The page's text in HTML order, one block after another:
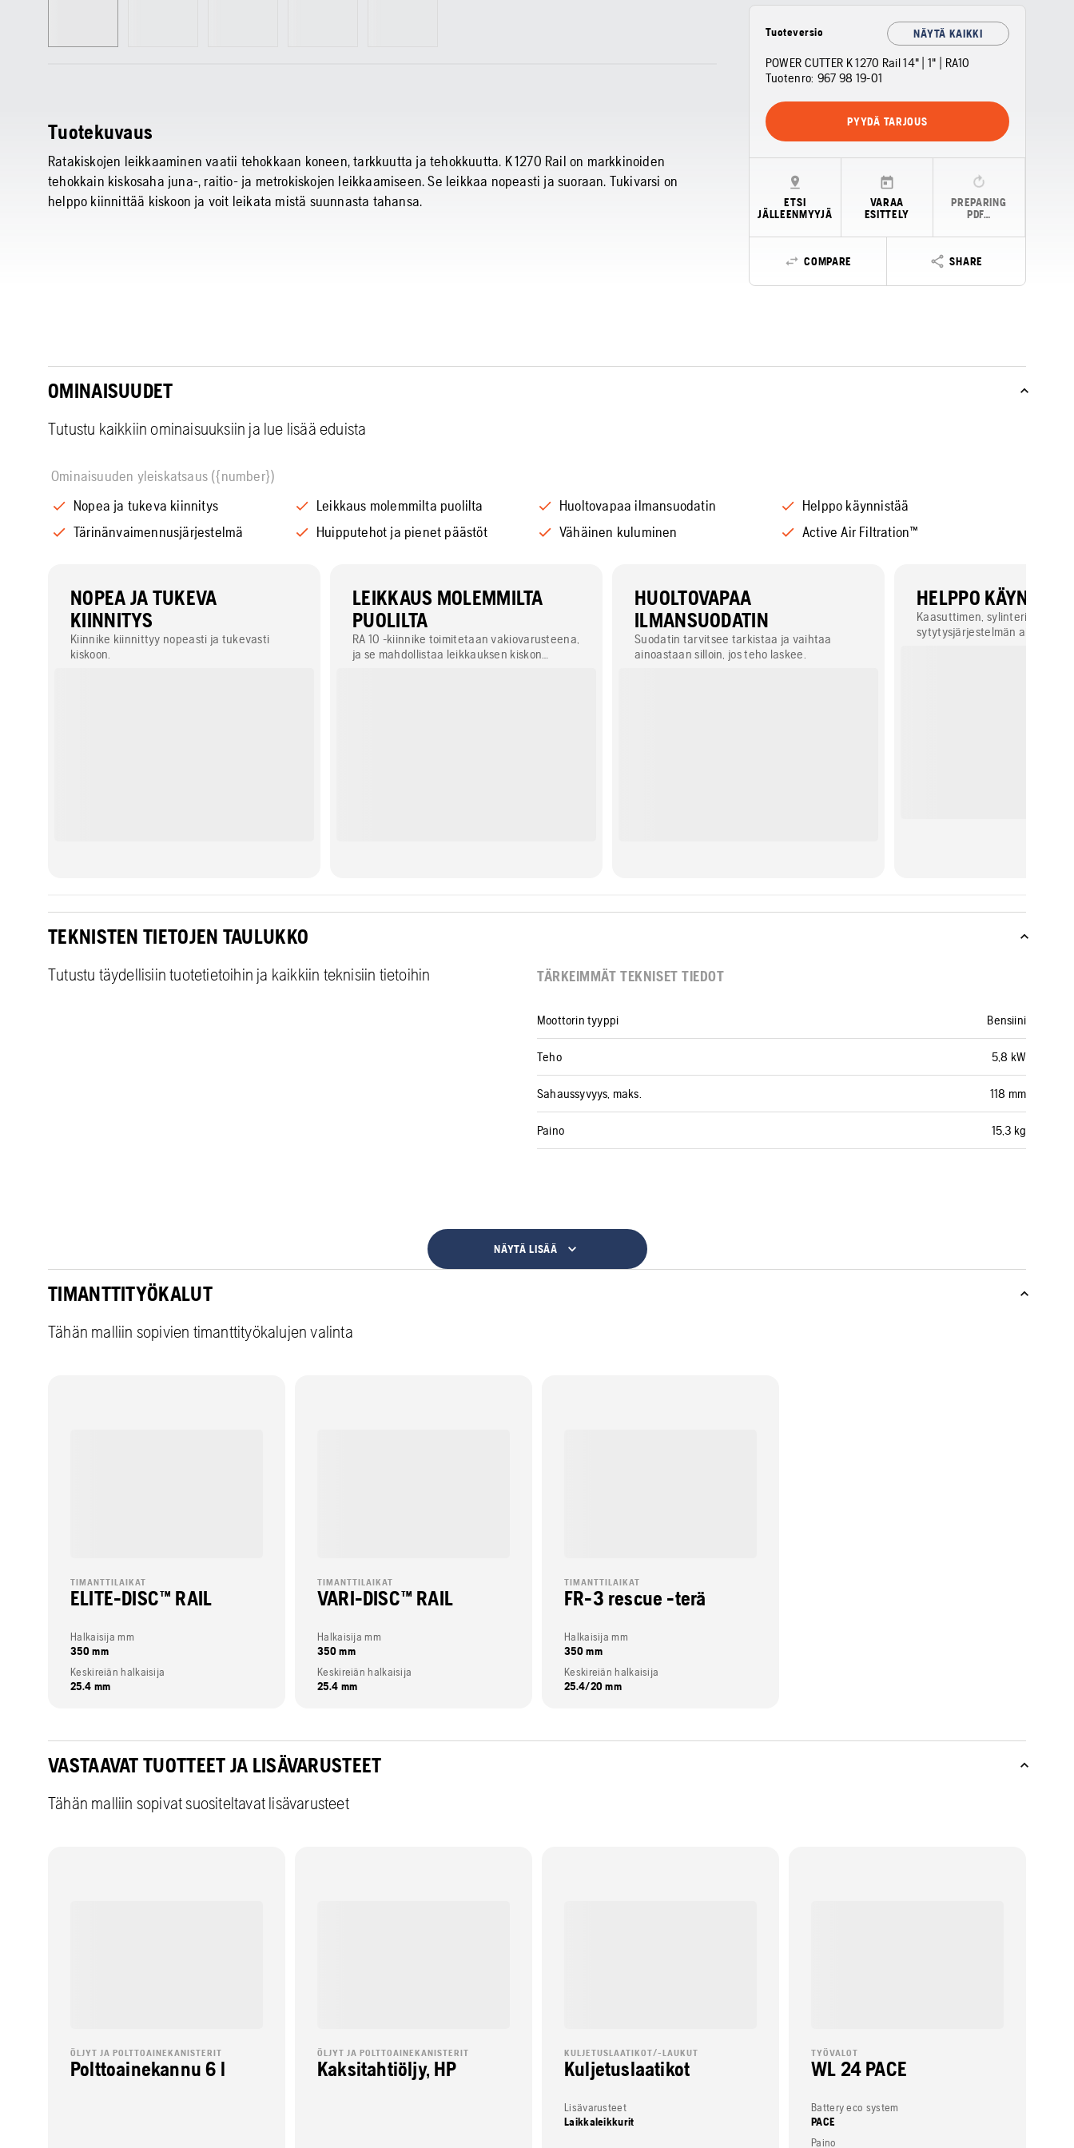
Tuotekuvaus
Ratakiskojen leikkaaminen vaatii tehokkaan koneen, tarkkuutta ja tehokkuutta. K 1270 Rail on markkinoiden
tehokkain kiskosaha juna-, raitio- ja metrokiskojen leikkaamiseen. Se leikkaa nopeasti ja suoraan. Tukivarsi on
helppo kiinnittää kiskoon ja voit leikata mistä suunnasta tahansa.
Tuoteversio NÄYTÄ KAIKKI
POWER CUTTER K 1270 Rail 14" | 1" | RA10
Tuotenro: 967 98 19‑01
PYYDÄ TARJOUS
ETSI
JÄLLEENMYYJÄ
VARAA
ESITTELY
PREPARING
PDF…
COMPARE SHARE
OMINAISUUDET
Tutustu kaikkiin ominaisuuksiin ja lue lisää eduista
Ominaisuuden yleiskatsaus ({number})
Nopea ja tukeva kiinnitys
Leikkaus molemmilta puolilta Huoltovapaa ilmansuodatin
Helppo käynnistää
Tärinänvaimennusjärjestelmä
Huipputehot ja pienet päästöt Vähäinen kuluminen Active Air Filtration™
NOPEA JA TUKEVA
KIINNITYS
Kiinnike kiinnittyy nopeasti ja tukevasti
kiskoon.
LEIKKAUS MOLEMMILTA
PUOLILTA
RA 10 -kiinnike toimitetaan vakiovarusteena,
ja se mahdollistaa leikkauksen kiskon
HUOLTOVAPAA
ILMANSUODATIN
Suodatin tarvitsee tarkistaa ja vaihtaa
ainoastaan silloin, jos teho laskee.
HELPPO
Kaasuttimen, sylinterin ja
sytytysjärjestelmän
TEKNISTEN TIETOJEN TAULUKKO
Tutustu täydellisiin tuotetietoihin ja kaikkiin teknisiin tietoihin TÄRKEIMMÄT TEKNISET TIEDOT
Moottorin tyyppi Bensiini
Teho 5,8 kW
Sahaussyvyys, maks. 118 mm
Paino 15,3 kg
NÄYTÄ LISÄÄ
TIMANTTITYÖKALUT
Tähän malliin sopivien timanttityökalujen valinta
TIMANTTILAIKAT
ELITE-DISC™ RAIL
Halkaisija mm
350 mm
Keskireiän halkaisija
25.4 mm
TIMANTTILAIKAT
VARI-DISC™ RAIL
Halkaisija mm
350 mm
Keskireiän halkaisija
25.4 mm
TIMANTTILAIKAT
FR-3 rescue -terä
Halkaisija mm
350 mm
Keskireiän halkaisija
25.4/20 mm
VASTAAVAT TUOTTEET JA LISÄVARUSTEET
Tähän malliin sopivat suositeltavat lisävarusteet
ÖLJYT JA POLTTOAINEKANISTERIT
Polttoainekannu 6 l
ÖLJYT JA POLTTOAINEKANISTERIT
Kaksitahtiöljy, HP
KULJETUSLAATIKOT/-LAUKUT
Kuljetuslaatikot
Lisävarusteet
Laikkaleikkurit
TYÖVALOT
WL 24 PACE
Battery eco system
PACE
Paino